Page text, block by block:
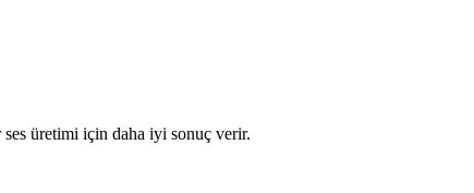
ses üretimi için daha iyi sonuç verir.